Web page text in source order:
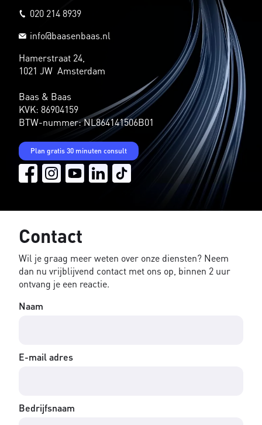
020 214 8939
info@baasenbaas.nl
Hamerstraat 24,
1021 JW Amsterdam
Baas & Baas
KVK: 86904159
BTW-nummer: NL864141506B01
Plan gratis 30 minuten consult
Contact
Wil je graag meer weten over onze diensten? Neem
dan nu vrijblijvend contact met ons op, binnen 2 uur
ontvang je een reactie.
Naam
E-mail adres
Bedrijfsnaam